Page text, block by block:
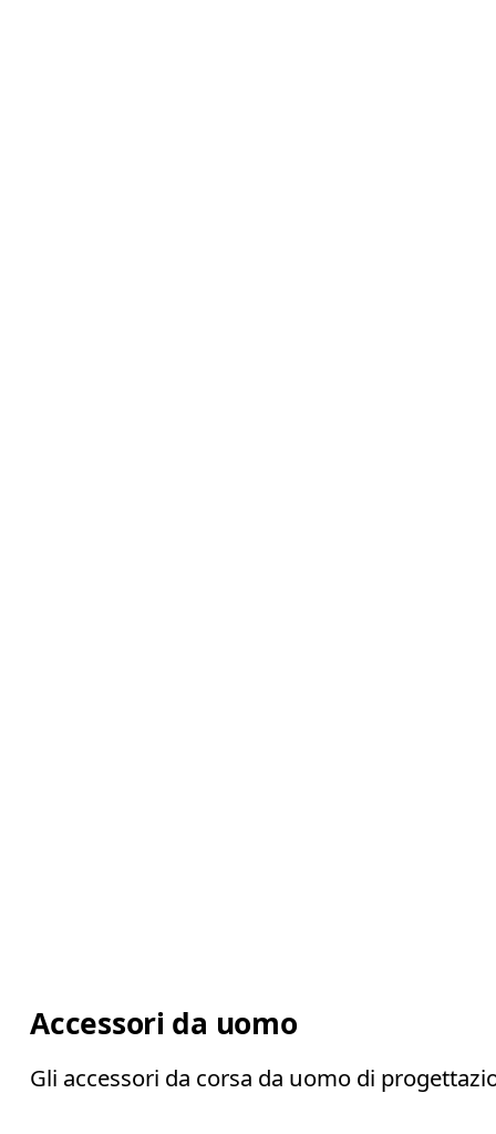
Accessori da uomo
Gli accessori da corsa da uomo di